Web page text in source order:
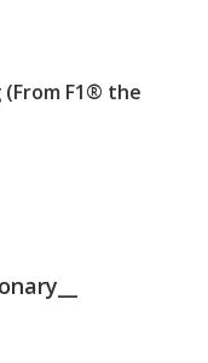
(From F1® the